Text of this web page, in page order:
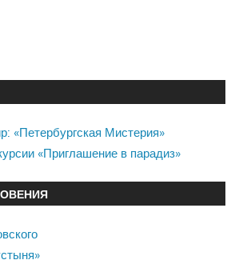
«Петербургская Мистерия»
«Приглашение в парадиз»